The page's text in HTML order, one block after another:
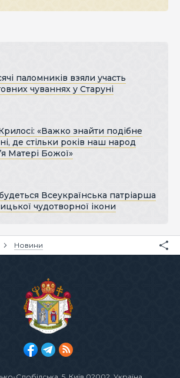
паломників взяли участь
чуваннях у Старуні
«Важко знайти подібне
де стільки років наш народ
Матері Божої»
Всеукраїнська патріарша
чудотворної ікони
Новини